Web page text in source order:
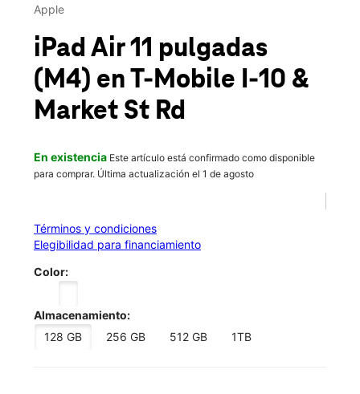
Jue.:
location_on
13502 East Freeway Houston, TX 77015
Apple
iPad Air 11 pulgadas
(M4) en T-Mobile I-10 &
Market St Rd
En existencia Este artículo está confirmado como disponible
para comprar. Última actualización el 1 de agosto
Términos y condiciones
Elegibilidad para financiamiento
Color:
Almacenamiento:
128 GB
256 GB 512 GB 1TB